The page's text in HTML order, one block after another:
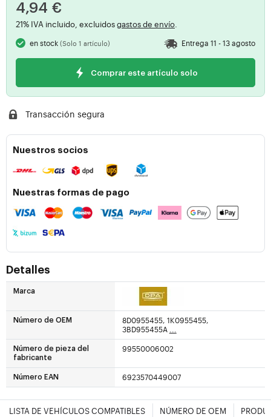
4,94 €
21% IVA incluido, excluidosgastos de envío
en stock(Solo 1 artículo) Entrega 11 - 13 agosto
Comprar este artículo solo
Transacción segura
Nuestros socios
Nuestras formas de pago
Detalles
Marca
Número de OEM
8D0955455, 1K0955455,
3BD955455A ...
Número de pieza del
fabricante
99550006002
Número EAN 6923570449007
LISTA DE VEHÍCULOS COMPATIBLES NÚMERO DE OEM